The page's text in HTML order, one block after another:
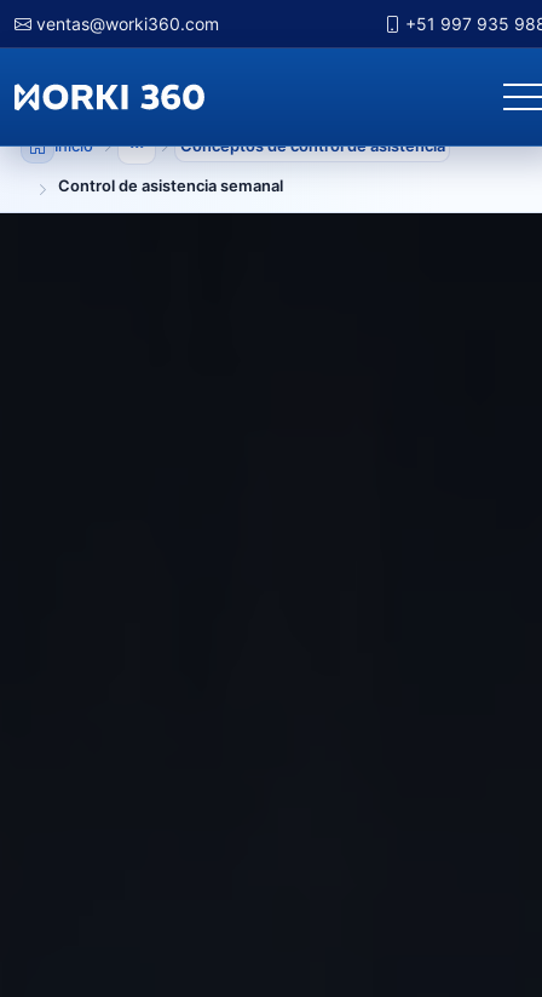
ventas@worki360.com +51 997 935
Inicio Mostrar niveles anteriores
Conceptos de control de asistencia
Control de asistencia semanal